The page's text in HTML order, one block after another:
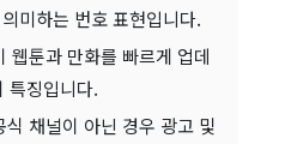
미하는 번호 표현입니다.
웹툰과 만화를 빠르게 업데
특징입니다.
식 채널이 아닌 경우 광고 및